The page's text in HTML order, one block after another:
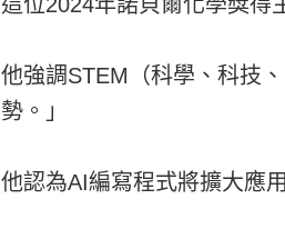
他強調STEM（科學、科技
勢。」
他認為AI編寫程式將擴大應